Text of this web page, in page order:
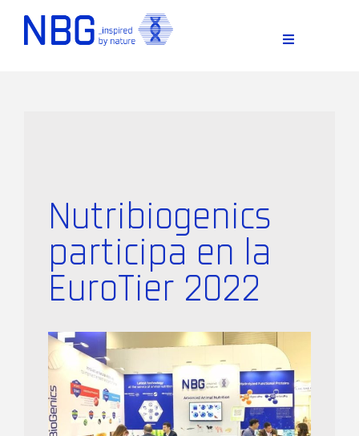
content
Toggle
Nutribiogenics
participa en la
EuroTier 2022